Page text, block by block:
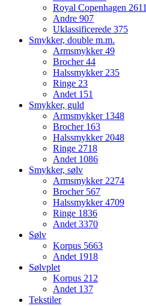
Royal Copenhagen 2611
Andre 907
Uklassificerede 375
Smykker, double m.m.
Armsmykker49
Brocher44
Halssmykker 235
Ringe 23
Andet 151
Smykker, guld
Armsmykker 1348
Brocher 163
Halssmykker 2048
Ringe 2718
Andet 1086
Smykker, sølv
Armsmykker 2274
Brocher 567
Halssmykker4709
Ringe 1836
Andet 3370
Sølv
Korpus 5663
Andet 1918
Sølvplet
Korpus 212
Andet 137
Tekstiler